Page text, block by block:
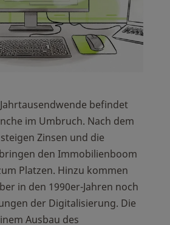
befindet
im Umbruch. Nach dem
Zinsen und die
den Immobilienboom
Platzen. Hinzu kommen
in den 1990er-Jahren noch
der Digitalisierung. Die
Ausbau des